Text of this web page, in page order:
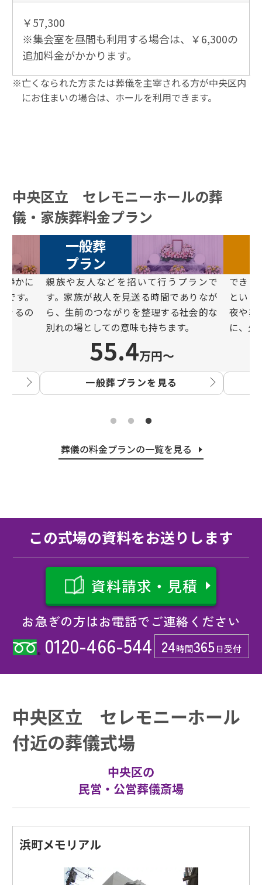
￥57,300
※集会室を昼間も利用する場合は、￥6,300の
追加料金がかかります。
※亡くなられた方または葬儀を主宰される方が中央区内
にお住まいの場合は、ホールを利用できます。
中央区立 セレモニーホールの葬
儀・家族葬料金プラン
静かに
す。
るの
一般葬
プラン
親族や友⼈などを招いて⾏うプランで
す。家族が故⼈を⾒送る時間でありなが
ら、⽣前のつながりを整理する社会的な
別れの場としての意味も持ちます。
55.4万円〜
一般葬プランを見る
できる
とい
夜や葬
に、⽕
葬儀の料金プランの一覧を見る
この式場の資料をお送りします
お急ぎの方はお電話でご連絡ください
24時間365日受付
0120-466-544
資料請求・見積
中央区立 セレモニーホール
付近の葬儀式場
中央区の
民営・公営葬儀斎場
浜町メモリアル